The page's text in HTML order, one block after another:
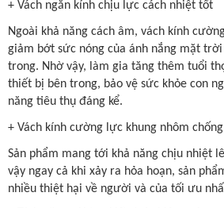
+ Vách ngăn kính chịu lực cách nhiệt tốt
Ngoài khả năng cách âm, vách kính
giảm bớt sức nóng của ánh nắng mặt
trong. Nhờ vậy, làm gia tăng thêm tuổi
thiết bị bên trong, bảo vệ sức khỏe con
năng tiêu thụ đáng kể.
+ Vách kính cường lực khung nhôm
Sản phẩm mang tới khả năng chịu nhiệt
vậy ngay cả khi xảy ra hỏa hoạn, sản
nhiều thiệt hại về người và của tối ưu